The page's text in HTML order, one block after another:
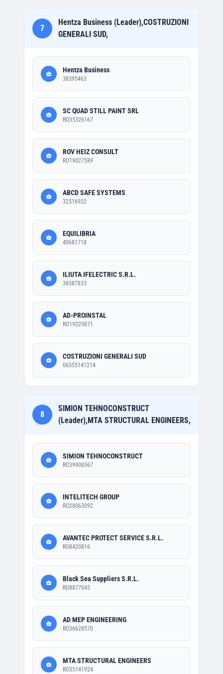
7
Hentza Business (Leader),COSTRUZIONI
GENERALI SUD,
Hentza Business
38395463
SC QUAD STILL PAINT SRL
RO35326167
ROV HEIZ CONSULT
RO19027589
ABCD SAFE SYSTEMS
32516922
EQUILIBRIA
40681718
ILIUTA IFELECTRIC S.R.L.
38587833
AD-PROINSTAL
RO19229871
COSTRUZIONI GENERALI SUD
06555141214
8
SIMION TEHNOCONSTRUCT
(Leader),MTA STRUCTURAL ENGINEERS,
SIMION TEHNOCONSTRUCT
RO39908567
INTELITECH GROUP
RO28063092
AVANTEC PROTECT SERVICE S.R.L.
RO8420816
Black Sea Suppliers S.R.L.
RO8877045
AD MEP ENGINEERING
RO36628570
MTA STRUCTURAL ENGINEERS
RO35141924